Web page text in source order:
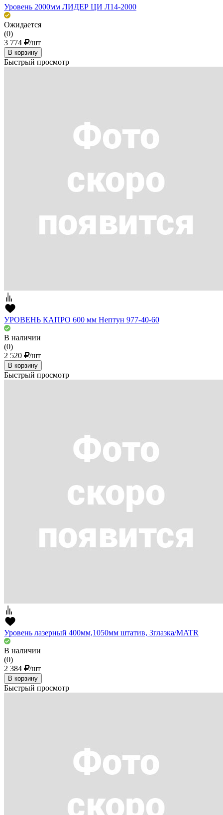
Уровень 2000мм ЛИДЕР ЦИ Л14-2000
Ожидается
(0)
3 774
/шт
В корзину
Быстрый просмотр
УРОВЕНЬ КАПРО 600 мм Нептун 977-40-60
В наличии
(0)
2 520
/шт
В корзину
Быстрый просмотр
Уровень лазерный 400мм,1050мм штатив, 3глазка/MATR
В наличии
(0)
2 384
/шт
В корзину
Быстрый просмотр